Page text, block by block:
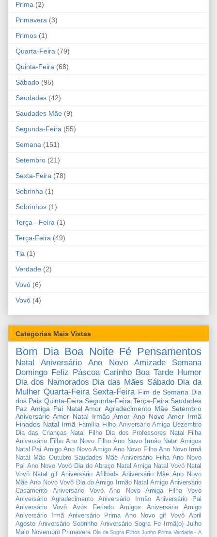
Prima (2)
Primavera (3)
Primos (1)
Quarta-Feira (79)
Quinta-Feira (68)
Sábado (95)
Saudades (42)
Saudades Mãe (9)
Segunda-Feira (55)
Semana (151)
Setembro (21)
Sexta-Feira (78)
Sobrinha (1)
Sobrinhos (1)
Terça - Feira (1)
Terça-Feira (49)
Tia (1)
Verdade (2)
Vovó (6)
Vovô (4)
Categorias Mais Vistas
Bom Dia Boa Noite Fé Pensamentos
Natal Aniversário Ano Novo Amizade
Semana
Domingo Feliz Páscoa Carinho Boa Tarde Humor
Dia dos Namorados Dia das Mães Sábado Dia da
Mulher Quarta-Feira Sexta-Feira Fim de Semana Dia
dos Pais Quinta-Feira Segunda-Feira Terça-Feira Saudades
Paz Amiga Pai Natal Amor Agradecimento Mãe Setembro
Aniversário Amor Natal Irmão Amor Ano Novo Amor Irmã
Finados Natal Irmã Família Filho Aniversário Amiga Dezembro
Dia das Crianças
Natal Filho Dia dos Professores
Natal Filha
Aniversário Filho Ano Novo Filho Ano Novo Irmão Natal Amigos
Natal Pai Amigo Ano Novo Amigo Ano Novo Filha Ano Novo Irmã
Natal Mãe Outubro Saudades Mãe Aniversário Filha Ano Novo
Pai Ano Novo Vovó Dia do Abraço Natal Amiga Natal Vovó Natal
Vovô
Natal gif Aniversário Afilhada Aniversário Mãe Ano Novo
Mãe Ano Novo Vovô Dia do Amigo Irmão Natal Amigo Aniversário
Casamento
Aniversário Vovó Ano Novo Amiga Filha
Vovó
Aniversário Agradecimento
Aniversário Irmão
Aniversário Pai
Aniversário Vovô
Avós Feriado Amigos
Aniversário Amigo
Aniversário Irmã
Aniversário Prima Ano Novo gif Vovô
Abril
Agosto Aniversário Sobrinho Aniversário Sogra Fe Irmã(o) Julho
Maio Novembro Primavera Dia da Sogra Filhos Junho Prima Verdade - A